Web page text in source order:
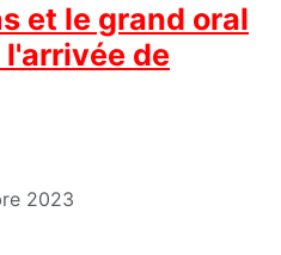
et le grand oral
l'arrivée de
2023